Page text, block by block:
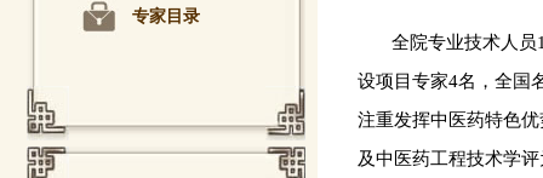
专家目录
全院专业技术人员
设项目专家4名，全国
注重发挥中医药特色
及中医药工程技术学